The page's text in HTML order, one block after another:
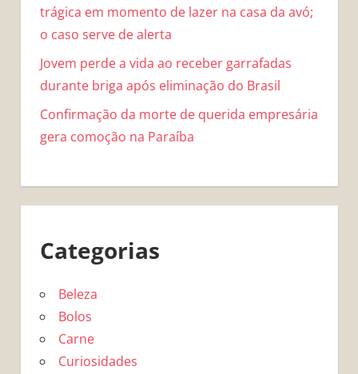
trágica em momento de lazer na casa da avó;
o caso serve de alerta
Jovem perde a vida ao receber garrafadas
durante briga após eliminação do Brasil
Confirmação da morte de querida empresária
gera comoção na Paraíba
Categorias
Beleza
Bolos
Carne
Curiosidades